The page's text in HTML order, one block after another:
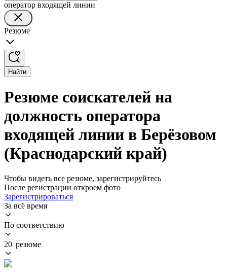
оператор входящей линии
Резюме
Найти
Резюме соискателей на
должность оператора
входящей линии в Берёзовом
(Краснодарский край)
Чтобы видеть все резюме, зарегистрируйтесь
После регистрации откроем фото
Зарегистрироваться
За всё время
По соответствию
20 резюме